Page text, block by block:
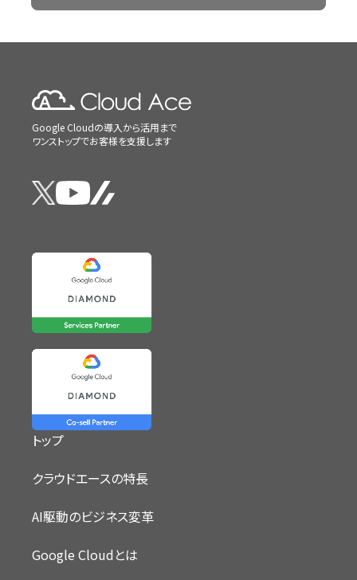
Google Cloudの導入から活用まで
ワンストップでお客様を支援します
トップ
クラウドエースの特長
AI駆動のビジネス変革
Google Cloudとは